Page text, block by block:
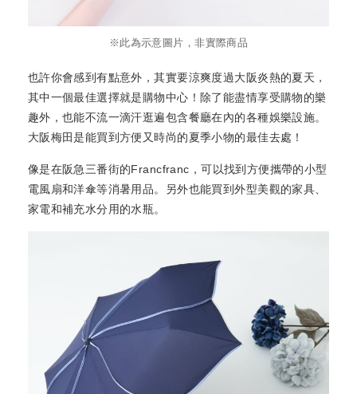
※此為示意圖片，非實際商品
也許你會感到有點意外，其實要涼爽度過大阪炎熱的夏天，
其中一個最佳選擇就是購物中心！除了能盡情享受購物的樂
趣外，也能不流一滴汗逛遍包含餐廳在內的各種娛樂設施。
大阪梅田是能買到方便又時尚的夏季小物的最佳去處！
像是在阪急三番街的Francfranc，可以找到方便攜帶的小型
電風扇和洋傘等消暑用品。另外也能買到外型美觀的家具、
家電和補充水分用的水瓶。